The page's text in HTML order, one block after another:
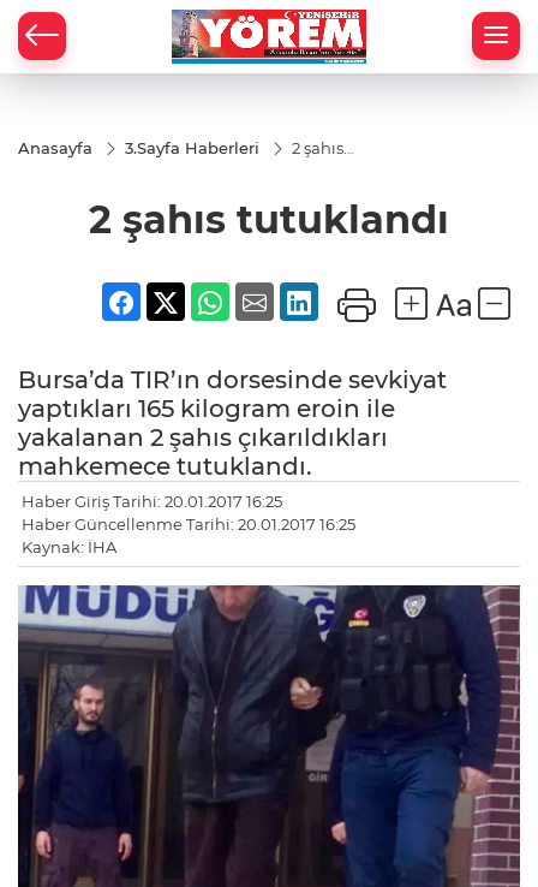
Anasayfa 3.Sayfa Haberleri
2 şahıs
2 şahıs tutuklandı
Bursa’da TIR’ın dorsesinde sevkiyat
yaptıkları 165 kilogram eroin ile
yakalanan 2 şahıs çıkarıldıkları
mahkemece tutuklandı.
Haber Giriş Tarihi: 20.01.2017 16:25
Haber Güncellenme Tarihi: 20.01.2017 16:25
Kaynak: İHA